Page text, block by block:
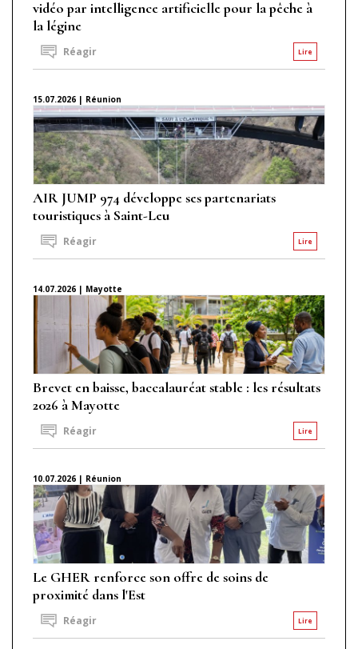
vidéo par intelligence artificielle pour la pêche à
la légine
Lire
Réagir
15.07.2026 | Réunion
AIR JUMP 974 développe ses partenariats
touristiques à Saint-Leu
Lire
Réagir
14.07.2026 | Mayotte
Brevet en baisse, baccalauréat stable : les résultats
2026 à Mayotte
Lire
Réagir
10.07.2026 | Réunion
Le GHER renforce son offre de soins de
proximité dans l'Est
Lire
Réagir